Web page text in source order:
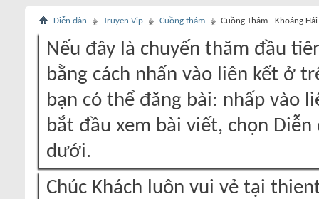
Diễn đàn Truyen Vip Cuồng thám Cuồng Thám - Khoáng
Nếu đây là chuyến thăm đầu
bằng cách nhấn vào liên kết ở
bạn có thể đăng bài: nhấp vào
bắt đầu xem bài viết, chọn
dưới.
Chúc Khách luôn vui vẻ tại